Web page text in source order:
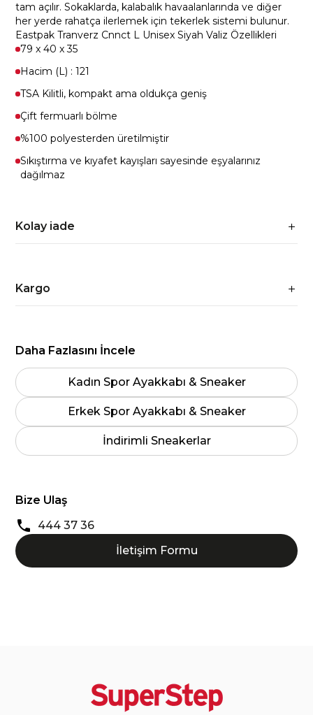
tam açılır. Sokaklarda, kalabalık havaalanlarında ve diğer
her yerde rahatça ilerlemek için tekerlek sistemi bulunur.
Eastpak Tranverz Cnnct L Unisex Siyah Valiz Özellikleri
79 x 40 x 35
Hacim (L) : 121
TSA Kilitli, kompakt ama oldukça geniş
Çift fermuarlı bölme
%100 polyesterden üretilmiştir
Sıkıştırma ve kıyafet kayışları sayesinde eşyalarınız
dağılmaz
Kolay iade
Kargo
Daha Fazlasını İncele
Kadın Spor Ayakkabı & Sneaker
Erkek Spor Ayakkabı & Sneaker
İndirimli Sneakerlar
Bize Ulaş
444 37 36
İletişim Formu